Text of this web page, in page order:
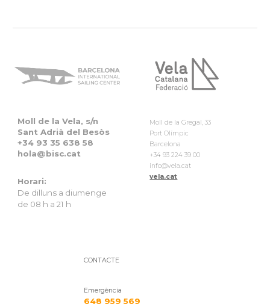
Moll de la Vela, s/n
Sant Adrià del Besòs
+34 93 35 638 58
hola@bisc.cat
Horari:
De dilluns a diumenge
de 08 h a 21 h
Moll de la Gregal, 33
Port Olímpic
Barcelona
+34 93 224 39 00
info@vela.cat
vela.cat
CONTACTE
Emergència
648 959 569